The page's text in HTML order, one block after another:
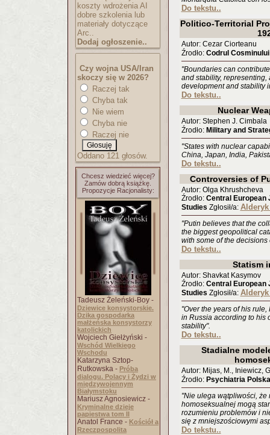
koszty wdrożenia AI
dobre szkolenia lub
materiały dotyczące
Arc..
Dodaj ogłoszenie..
Czy wojna USA/Iran
skoczy się w 2026?
Raczej tak
Chyba tak
Nie wiem
Chyba nie
Raczej nie
Oddano 121 głosów.
Chcesz wiedzieć więcej?
Zamów dobrą książkę.
Propozycje Racjonalisty:
Tadeusz Żeleński-Boy -
Dziewice konsystorskie.
Dzika gospodarka
małżeńska konsystorzy
katolickich
Wojciech Giełżyński -
Wschód Wielkiego
Wschodu
Katarzyna Sztop-
Rutkowska - Próba
dialogu. Polacy i Żydzi w
międzywojennym
Białymstoku
Mariusz Agnosiewicz -
Kryminalne dzieje
papiestwa tom II
Anatol France - Kościół a
Rzeczpospolita
Do tekstu..
Politico-Territorial
Autor: Cezar Ciorteanu
Źrodło: Codrul Cosminului
"Boundaries can
and stability, representing,
development and stability
Do tekstu..
Nuclear
Autor: Stephen J. Cimbala
Źrodło: Military and
"States with nuclear
China, Japan, India,
Do tekstu..
Controversies of
Autor: Olga Khrushcheva
Źrodło: Central European
Studies Zgłosił/a:
"Putin believes that the
the biggest geopolitical
with some of the
Do tekstu..
Statism
Autor: Shavkat Kasymov
Źrodło: Central European
Studies Zgłosił/a:
"Over the years of his
in Russia according to his
stability".
Do tekstu..
Stadialne
Autor: Mijas, M., Iniewicz,
Źrodło: Psychiatria Polska
"Nie ulega wątpliwości,
homoseksualnej mogą
rozumieniu problemów i
się z mniejszościowymi
Do tekstu..